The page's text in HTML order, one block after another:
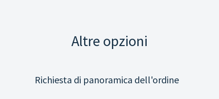
Altre opzioni
Richiesta di panoramica dell'ordine